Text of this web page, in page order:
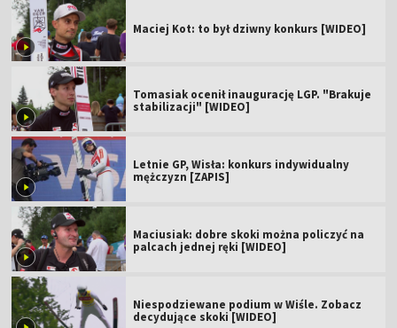
Maciej Kot: to był dziwny konkurs [WIDEO]
Tomasiak ocenił inaugurację LGP. "Brakuje
stabilizacji" [WIDEO]
Letnie GP, Wisła: konkurs indywidualny
mężczyzn [ZAPIS]
Maciusiak: dobre skoki można policzyć na
palcach jednej ręki [WIDEO]
Niespodziewane podium w Wiśle. Zobacz
decydujące skoki [WIDEO]